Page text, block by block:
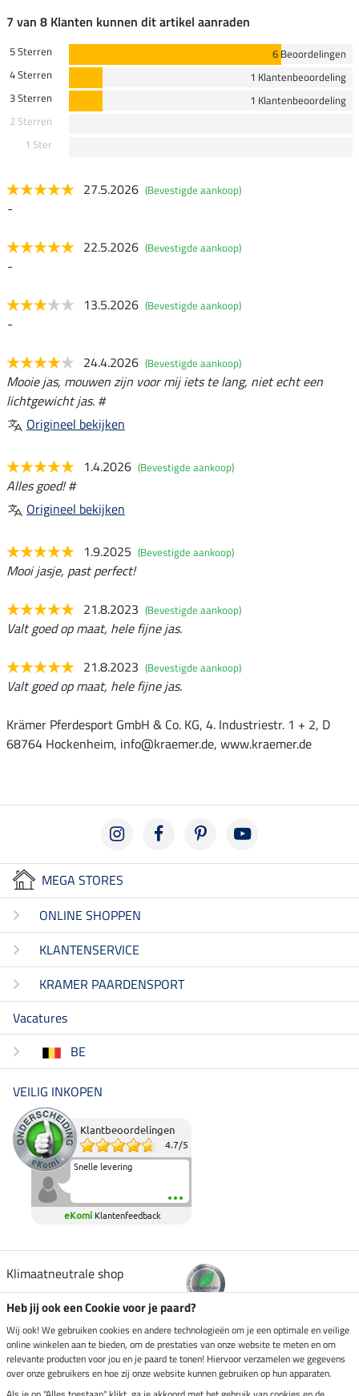
7 van 8 Klanten kunnen dit artikel aanraden
5 Sterren
6 Beoordelingen
4 Sterren
1 Klantenbeoordeling
3 Sterren
1 Klantenbeoordeling
2 Sterren
1 Ster
27.5.2026 (Bevestigde aankoop)
-
22.5.2026 (Bevestigde aankoop)
-
13.5.2026 (Bevestigde aankoop)
-
24.4.2026 (Bevestigde aankoop)
Mooie jas, mouwen zijn voor mij iets te lang, niet echt een
lichtgewicht jas. #
Origineel bekijken
1.4.2026 (Bevestigde aankoop)
Alles goed! #
Origineel bekijken
1.9.2025 (Bevestigde aankoop)
Mooi jasje, past perfect!
21.8.2023 (Bevestigde aankoop)
Valt goed op maat, hele fijne jas.
21.8.2023 (Bevestigde aankoop)
Valt goed op maat, hele fijne jas.
Krämer Pferdesport GmbH & Co. KG, 4. Industriestr. 1 + 2, D
68764 Hockenheim, info@kraemer.de, www.kraemer.de
MEGA STORES
ONLINE SHOPPEN
KLANTENSERVICE
KRAMER PAARDENSPORT
Vacatures
BE
VEILIG INKOPEN
Klantbeoordelingen
4.7/5
Snelle levering
eKomi Klantenfeedback
Klimaatneutrale shop
Verzending per
Veilig betalen met
Heb jij ook een Cookie voor je paard?
Wij ook! We gebruiken cookies en andere technologieën om je een optimale en veilige
online winkelen aan te bieden, om de prestaties van onze website te meten en om
relevante producten voor jou en je paard te tonen! Hiervoor verzamelen we gegevens
over onze gebruikers en hoe zij onze website kunnen gebruiken op hun apparaten.